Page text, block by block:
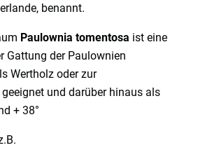
benannt.
Paulownia tomentosa ist eine
Gattung der Paulownien
Wertholz oder zur
und darüber hinaus als
+ 38°